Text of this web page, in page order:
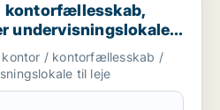
kontorfællesskab,
undervisningslokale
eller Brande m.fl.
kontor / kontorfællesskab /
til leje